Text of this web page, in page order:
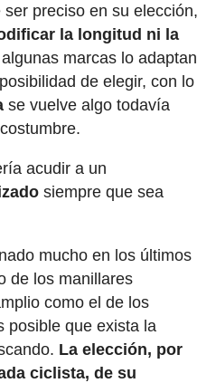
preciso en su elección,
la longitud ni la
marcas lo adaptan
de elegir, con lo
se vuelve algo todavía
acudir a un
siempre que sea
mucho en los últimos
de los manillares
como el de los
posible que exista la
La elección, por
ciclista, de su